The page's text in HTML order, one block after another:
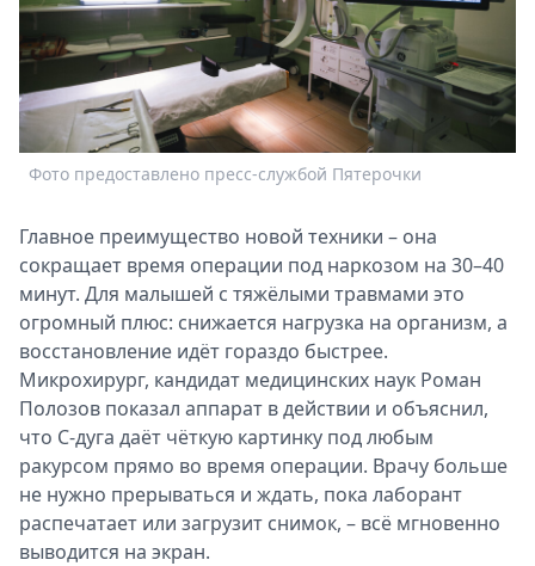
Фото предоставлено пресс-службой Пятерочки
Главное преимущество новой техники – она
сокращает время операции под наркозом на 30–40
минут. Для малышей с тяжёлыми травмами это
огромный плюс: снижается нагрузка на организм, а
восстановление идёт гораздо быстрее.
Микрохирург, кандидат медицинских наук Роман
Полозов показал аппарат в действии и объяснил,
что С-дуга даёт чёткую картинку под любым
ракурсом прямо во время операции. Врачу больше
не нужно прерываться и ждать, пока лаборант
распечатает или загрузит снимок, – всё мгновенно
выводится на экран.